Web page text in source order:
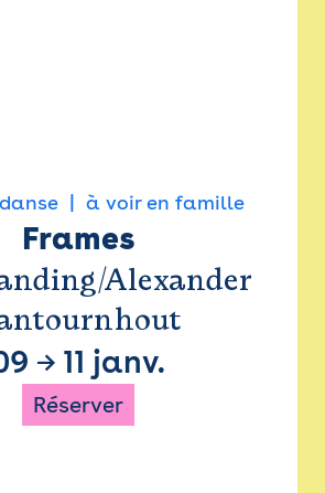
danse à voir en famille
Frames
Alexander
→ 11 janv.
Réserver